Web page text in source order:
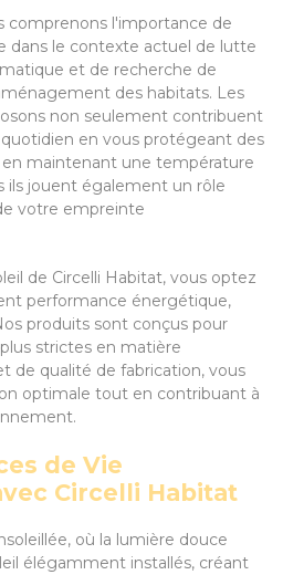
comprenons l'importance de
dans le contexte actuel de lutte
et de recherche de
des habitats. Les
non seulement contribuent
en vous protégeant des
en maintenant une température
ils jouent également un rôle
votre empreinte
de Circelli Habitat, vous optez
performance énergétique,
produits sont conçus pour
strictes en matière
de qualité de fabrication, vous
optimale tout en contribuant à
de Vie
Circelli Habitat
où la lumière douce
élégamment installés, créant